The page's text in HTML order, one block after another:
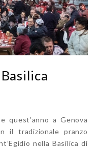
quest’anno a Genova
il tradizionale pranzo
nella Basilica di